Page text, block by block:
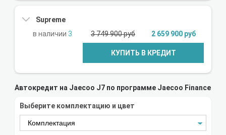
Supreme
3
3 749 900 руб 2 659 900 руб
КУПИТЬ В КРЕДИТ
Автокредит на Jaecoo J7 по программе Jaecoo Finance
Выберите комплектацию и цвет